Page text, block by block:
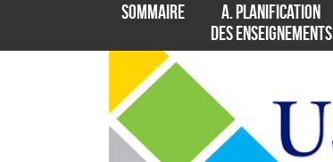
SOMMAIRE
A. PLANIFICATION
DES ENSEIGNEMENTS